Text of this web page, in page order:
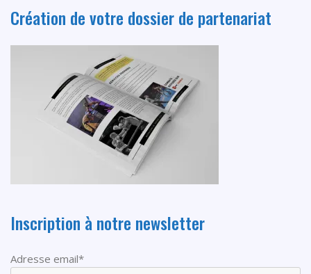
Création de votre dossier de partenariat
Inscription à notre newsletter
Adresse email*